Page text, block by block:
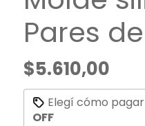
Pares
$5.610,00
Elegí cómo
OFF